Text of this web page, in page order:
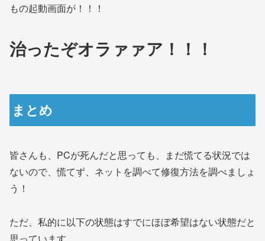
もの起動画面が！！！
治ったぞオラァァア！！！
まとめ
皆さんも、PCが死んだと思っても、まだ慌てる状況では
ないので、慌てず、ネットを調べて修復方法を調べましょ
う！
ただ、私的に以下の状態はすでにほぼ希望はない状態だと